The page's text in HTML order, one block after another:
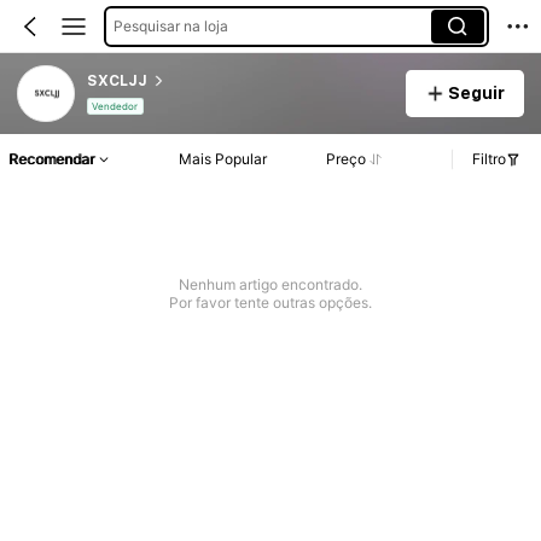
Pesquisar na loja
SXCLJJ
Vendedor
Seguir
Recomendar Mais Popular Preço Filtro
Nenhum artigo encontrado.
Por favor tente outras opções.